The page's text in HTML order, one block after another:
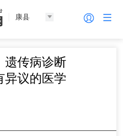
康县
遗传病诊断
异议的医学